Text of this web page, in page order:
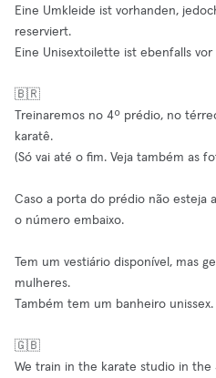
Eine Umkleide ist vorhanden,
reserviert.
Eine Unisextoilette ist ebenfalls vor
🇧🇷
Treinaremos no 4º prédio, no
karatê.
(Só vai até o fim. Veja também as
Caso a porta do prédio não esteja
o número embaixo.
Tem um vestiário disponível, mas
mulheres.
Também tem um banheiro unissex.
🇬🇧
We train in the karate studio in